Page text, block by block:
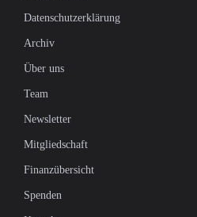
Datenschutzerklärung
Archiv
Über uns
Team
Newsletter
Mitgliedschaft
Finanzübersicht
Spenden